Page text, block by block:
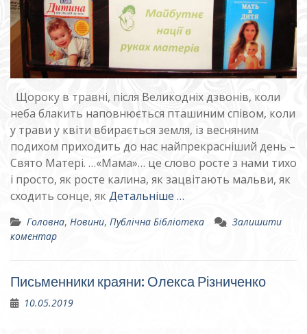
Щороку в травні, після Великодніх дзвонів, коли
неба блакить наповнюється пташиним співом, коли
у трави у квіти вбирається земля, із весняним
подихом приходить до нас найпрекрасніший день –
Свято Матері. …«Мама»… це слово росте з нами тихо
і просто, як росте калина, як зацвітають мальви, як
сходить сонце, як Детальніше …
Головна, Новини, Публічна Бібліотека
Залишити
коментар
Письменники краяни: Олекса Різниченко
10.05.2019